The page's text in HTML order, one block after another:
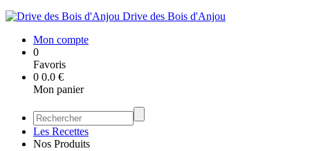
Drive des Bois d'Anjou
Mon compte
0
Favoris
0 0.0 €
Mon panier
Les Recettes
Nos Produits